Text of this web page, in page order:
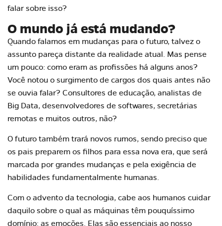
falar sobre isso?
O mundo já está mudando?
Quando falamos em mudanças para o futuro, talvez o
assunto pareça distante da realidade atual. Mas pense
um pouco: como eram as profissões há alguns anos?
Você notou o surgimento de cargos dos quais antes não
se ouvia falar? Consultores de educação, analistas de
Big Data, desenvolvedores de softwares, secretárias
remotas e muitos outros, não?
O futuro também trará novos rumos, sendo preciso que
os pais preparem os filhos para essa nova era, que será
marcada por grandes mudanças e pela exigência de
habilidades fundamentalmente humanas.
Com o advento da tecnologia, cabe aos humanos cuidar
daquilo sobre o qual as máquinas têm pouquíssimo
domínio: as emoções. Elas são essenciais ao nosso